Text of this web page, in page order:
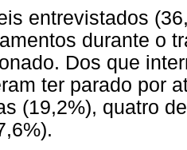
entrevistados
durante o
Dos que
ter parado por
(19,2%), quatro